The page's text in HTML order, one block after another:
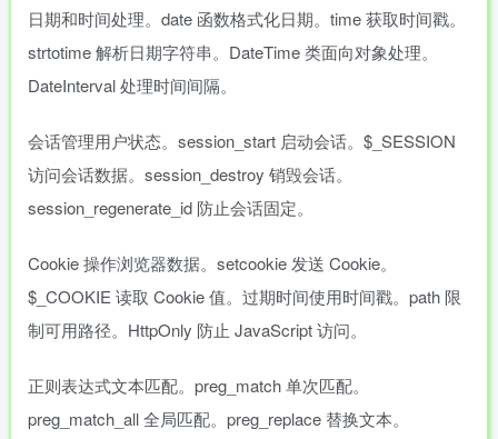
日期和时间处理。date 函数格式化日期。time 获取时间戳。
strtotime 解析日期字符串。DateTime 类面向对象处理。
DateInterval 处理时间间隔。
会话管理用户状态。session_start 启动会话。$_SESSION
访问会话数据。session_destroy 销毁会话。
session_regenerate_id 防止会话固定。
Cookie 操作浏览器数据。setcookie 发送 Cookie。
$_COOKIE 读取 Cookie 值。过期时间使用时间戳。path 限
制可用路径。HttpOnly 防止 JavaScript 访问。
正则表达式文本匹配。preg_match 单次匹配。
preg_match_all 全局匹配。preg_replace 替换文本。